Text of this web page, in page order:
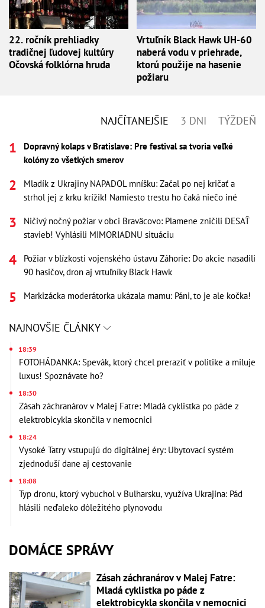
22. ročník prehliadky
tradičnej ľudovej kultúry
Očovská folklórna hruda
Vrtuľník Black Hawk UH-60
naberá vodu v priehrade,
ktorú použije na hasenie
požiaru
NAJČÍTANEJŠIE 3 DNI TÝŽDEŇ
Dopravný kolaps v Bratislave: Pre festival sa tvoria veľké
kolóny zo všetkých smerov
Mladík z Ukrajiny NAPADOL mníšku: Začal po nej kričať a
strhol jej z krku krížik! Namiesto trestu ho čaká niečo iné
Ničivý nočný požiar v obci Braväcovo: Plamene zničili DESAŤ
stavieb! Vyhlásili MIMORIADNU situáciu
Požiar v blízkosti vojenského ústavu Záhorie: Do akcie nasadili
90 hasičov, dron aj vrtuľníky Black Hawk
Markizácka moderátorka ukázala mamu: Páni, to je ale kočka!
NAJNOVŠIE ČLÁNKY
18:39
FOTOHÁDANKA: Spevák, ktorý chcel preraziť v politike a miluje
luxus! Spoznávate ho?
18:30
Zásah záchranárov v Malej Fatre: Mladá cyklistka po páde z
elektrobicykla skončila v nemocnici
18:24
Vysoké Tatry vstupujú do digitálnej éry: Ubytovací systém
zjednoduší dane aj cestovanie
18:08
Typ dronu, ktorý vybuchol v Bulharsku, využíva Ukrajina: Pád
hlásili neďaleko dôležitého plynovodu
DOMÁCE SPRÁVY
Zásah záchranárov v Malej Fatre:
Mladá cyklistka po páde z
elektrobicykla skončila v nemocnici